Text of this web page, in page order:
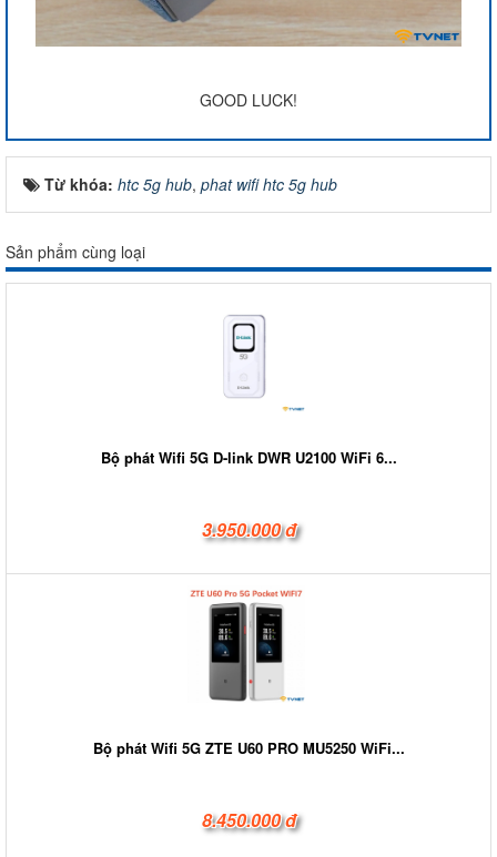
GOOD LUCK!
Từ khóa: htc 5g hub, phat wifi htc 5g hub
Sản phẩm cùng loại
Bộ phát Wifi 5G D-link DWR U2100 WiFi 6...
3.950.000 đ
Bộ phát Wifi 5G ZTE U60 PRO MU5250 WiFi...
8.450.000 đ